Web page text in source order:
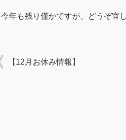
今年も残り僅かですが、どうぞ宜
【12月お休み情報】